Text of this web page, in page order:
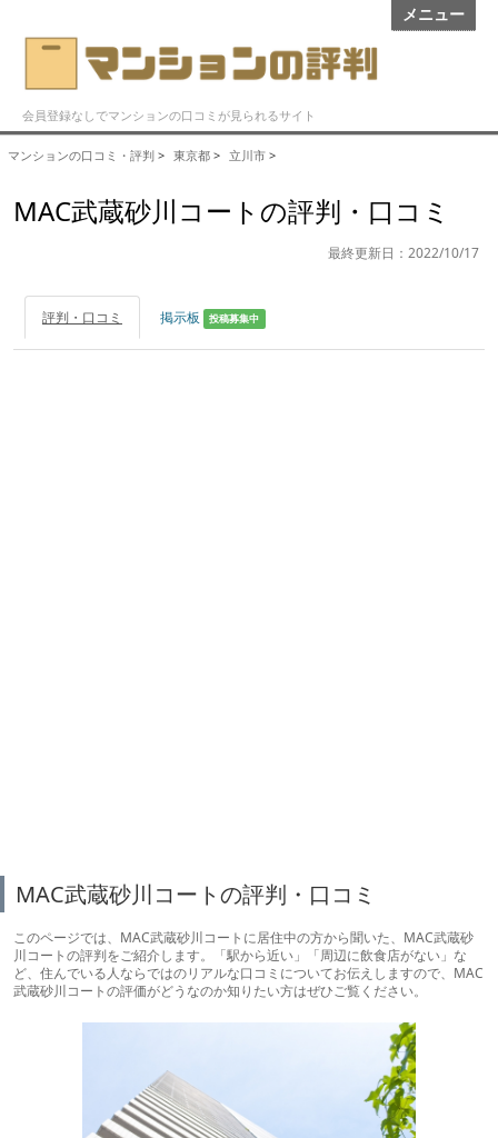
メニュー
会員登録なしでマンションの口コミが見られるサイト
マンションの口コミ・評判 > 東京都 > 立川市 >
MAC武蔵砂川コートの評判・口コミ
最終更新日：2022/10/17
評判・口コミ 掲示板 投稿募集中
MAC武蔵砂川コートの評判・口コミ
このページでは、MAC武蔵砂川コートに居住中の方から聞いた、MAC武蔵砂
川コートの評判をご紹介します。「駅から近い」「周辺に飲食店がない」な
ど、住んでいる人ならではのリアルな口コミについてお伝えしますので、MAC
武蔵砂川コートの評価がどうなのか知りたい方はぜひご覧ください。